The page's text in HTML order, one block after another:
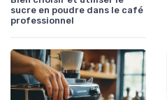
sucre en poudre dans le café
professionnel